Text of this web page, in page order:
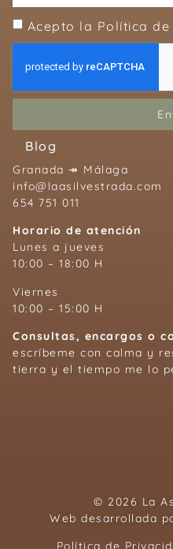
Acepto la Política de
Blog
Granada ↠ Málaga
info@laasilvestrada.com
654 751 011
Horario de atención
Lunes a jueves
10:00 – 18:00 H
Viernes
10:00 – 15:00 H
Consultas, encargos o
escríbeme con calma y
tierra y el tiempo me lo
© 2026 La
Web desarrollada
Política de